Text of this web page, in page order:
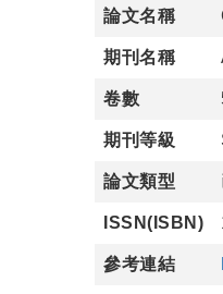
論文名稱
期刊名稱
卷數
期刊等級
論文類型
ISSN(ISBN)
參考連結